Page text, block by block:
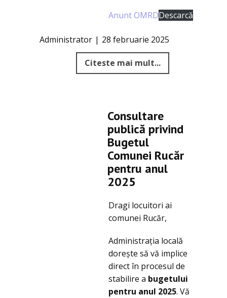
Anunt OMRDDescarcă
Administrator 28 februarie 2025
Citeste mai mult...
Consultare
publică privind
Bugetul
Comunei Rucăr
pentru anul
2025
Dragi locuitori ai
comunei Rucăr,
Administrația locală
dorește să vă implice
direct în procesul de
stabilire a bugetului
pentru anul 2025. Vă